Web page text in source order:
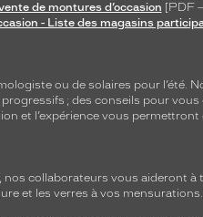
de montures d’occasion [PDF
- Liste des magasins
ou de solaires pour l’été.
progressifs ; des conseils pour
et l’expérience vous
collaborateurs vous aideront
et les verres à vos